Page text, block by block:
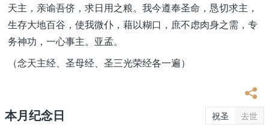
天主，亲谕吾侪，求日用之粮。我今遵奉圣命，恳切求主，
生存大地百谷，使我微仆，藉以糊口，庶不虑肉身之需，专
务神功，一心事主。亚孟。
（念天主经、圣母经、圣三光荣经各一遍）
本月纪念日 祝圣 去世